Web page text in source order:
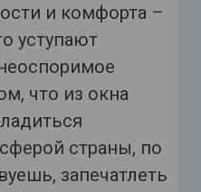
и комфорта –
уступают
что из окна
страны, по
запечатлеть